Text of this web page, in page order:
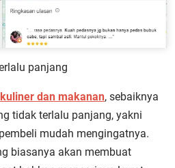
panjang
dan makanan, sebaiknya
tidak terlalu panjang, yakni
mudah mengingatnya.
biasanya akan membuat